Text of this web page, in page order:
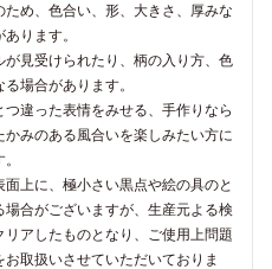
ため、色合い、形、大きさ、厚みな
ります。
が見受けられたり、柄の入り方、色
場合があります。
つ違った表情をみせる、手作りなら
かみのある風合いを楽しみたい方に
面上に、極小さい黒点や絵の具のと
場合がございますが、生産元よる検
リアしたものとなり、ご使用上問題
お取扱いさせていただいておりま